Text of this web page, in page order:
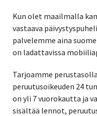
Kun olet maailmalla
vastaava
palvelemme aina
on ladattavissa
Tarjoamme
peruutusoikeuden 24
on yli 7 vuorokautta ja
sisältää lennot,